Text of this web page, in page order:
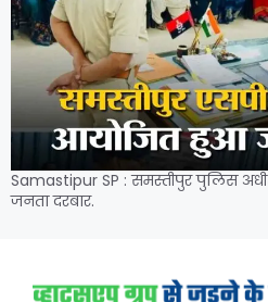
Samastipur SP : समस्तीपुर पुलिस
जनता दरबार.